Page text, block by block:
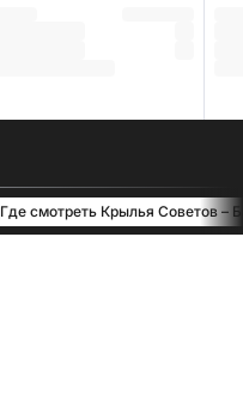
Где смотреть Крылья Советов –